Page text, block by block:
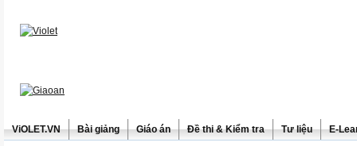
ViOLET.VN Bài giảng Giáo án Đề thi & Kiểm tra Tư liệu E-